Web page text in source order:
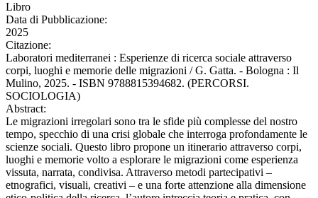
Libro
Data di Pubblicazione:
2025
Citazione:
Laboratori mediterranei : Esperienze di ricerca sociale attraverso
corpi, luoghi e memorie delle migrazioni / G. Gatta. - Bologna : Il
Mulino, 2025. - ISBN 9788815394682. (PERCORSI.
SOCIOLOGIA)
Abstract:
Le migrazioni irregolari sono tra le sfide più complesse del nostro
tempo, specchio di una crisi globale che interroga profondamente le
scienze sociali. Questo libro propone un itinerario attraverso corpi,
luoghi e memorie volto a esplorare le migrazioni come esperienza
vissuta, narrata, condivisa. Attraverso metodi partecipativi –
etnografici, visuali, creativi – e una forte attenzione alla dimensione